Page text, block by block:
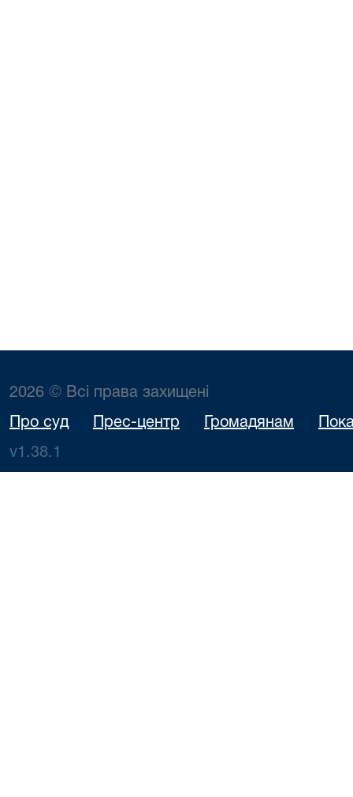
2026 © Всі права захищені
Про суд Прес-центр Громадянам
v1.38.1